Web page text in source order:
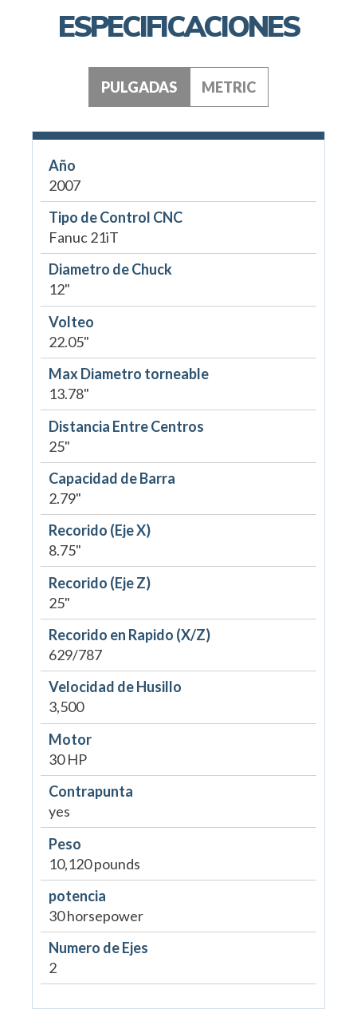
ESPECIFICACIONES
PULGADAS METRIC
Año
2007
Tipo de Control CNC
Fanuc 21iT
Diametro de Chuck
12"
Volteo
22.05"
Max Diametro torneable
13.78"
Distancia Entre Centros
25"
Capacidad de Barra
2.79"
Recorido (Eje X)
8.75"
Recorido (Eje Z)
25"
Recorido en Rapido (X/Z)
629/787
Velocidad de Husillo
3,500
Motor
30 HP
Contrapunta
yes
Peso
10,120 pounds
potencia
30 horsepower
Numero de Ejes
2